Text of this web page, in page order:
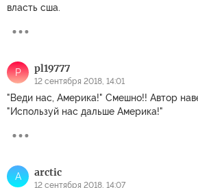
власть сша.
P pl19777
12 сентября 2018, 14:01
"Веди нас, Америка!" Смешно!! Автор
"Используй нас дальше Америка!"
A arctic
12 сентября 2018, 14:07